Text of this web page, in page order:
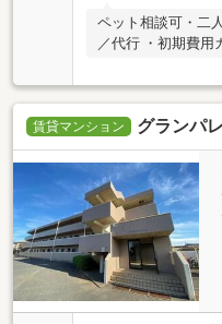
ペット相談可・二
／代行 ・初期費用
賃貸マンション グランパ